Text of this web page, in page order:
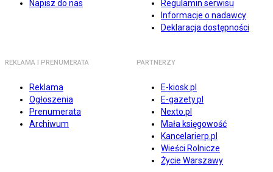
Napisz do nas
Regulamin serwisu
Informacje o nadawcy
Deklaracja dostępności
REKLAMA I PRENUMERATA
Reklama
Ogłoszenia
Prenumerata
Archiwum
PARTNERZY
E-kiosk.pl
E-gazety.pl
Nexto.pl
Mała księgowość
Kancelarierp.pl
Wieści Rolnicze
Życie Warszawy